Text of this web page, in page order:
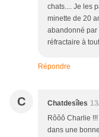
chats.... Je les
minette de 20
abandonné par
réfractaire à
Répondre
C Chatdesîles
Rôôô Charlie
dans une